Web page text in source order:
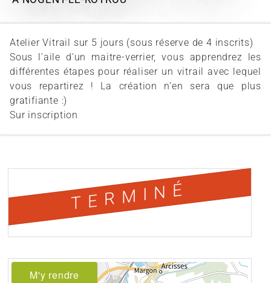
Atelier Vitrail sur 5 jours (sous réserve de 4 inscrits)
Sous l'aile d'un maitre-verrier, vous apprendrez les
différentes étapes pour réaliser un vitrail avec lequel
vous repartirez ! La création n'en sera que plus
gratifiante :)
Sur inscription
TERMINÉ
M'y rendre